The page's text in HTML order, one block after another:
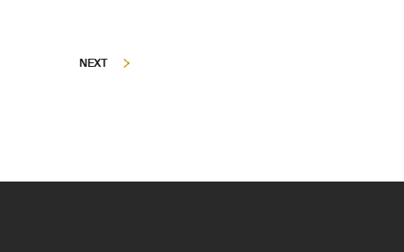
NEXT